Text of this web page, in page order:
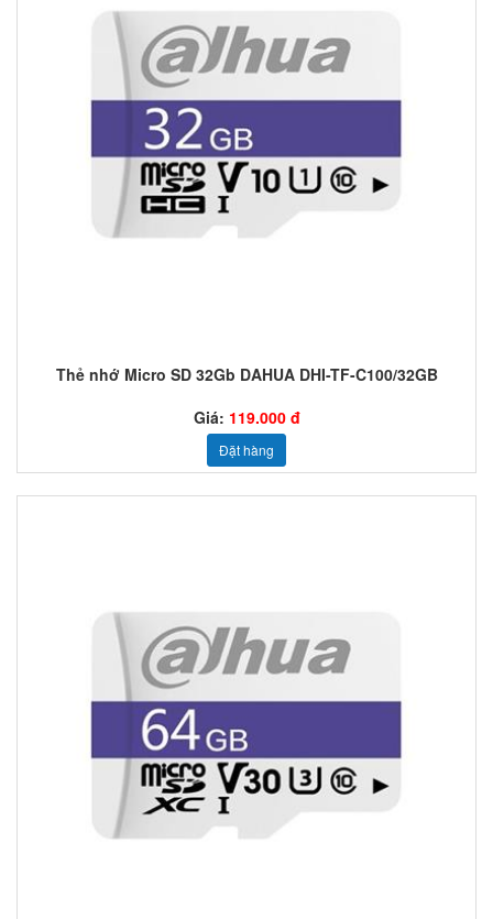
Thẻ nhớ Micro SD 32Gb DAHUA DHI-TF-C100/32GB
Giá: 119.000 đ
Đặt hàng